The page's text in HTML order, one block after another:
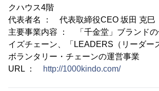
クハウス4階
代表者名 ： 代表取締役CEO 坂田 克巳
主要事業内容 ： 「千金堂」ブランドの
イズチェーン、「LEADERS（リーダー
ボランタリー・チェーンの運営事業
URL ：
http://1000kindo.com/